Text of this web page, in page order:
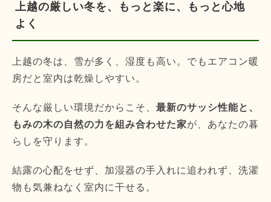
上越の厳しい冬を、もっと楽に、もっと心地
よく
上越の冬は、雪が多く、湿度も高い。でもエアコン暖
房だと室内は乾燥しやすい。
そんな厳しい環境だからこそ、 最新のサッシ性能と、
もみの木の自然の力を組み合わせた家が、あなたの暮
らしを守ります。
結露の心配をせず、加湿器の手入れに追われず、洗濯
物も気兼ねなく室内に干せる。